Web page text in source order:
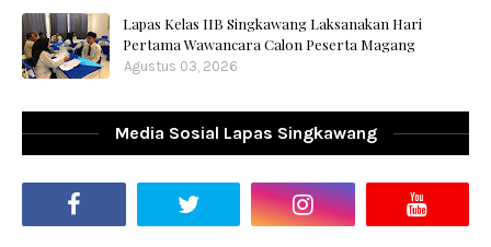
Lapas Kelas IIB Singkawang Laksanakan Hari
Pertama Wawancara Calon Peserta Magang
Agustus 03, 2026
Media Sosial Lapas Singkawang